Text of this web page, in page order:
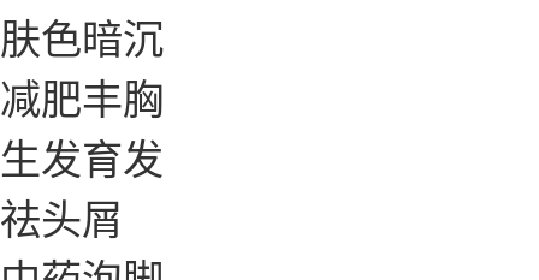
肤色暗沉
减肥丰胸
生发育发
祛头屑